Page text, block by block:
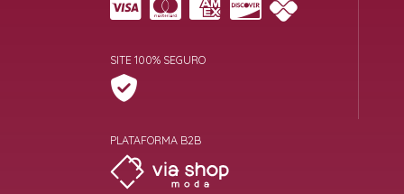
SITE 100% SEGURO
PLATAFORMA B2B